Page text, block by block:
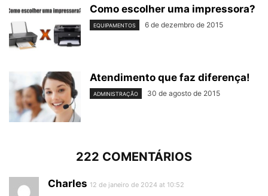
Como escolher uma impressora?
EQUIPAMENTOS 6 de dezembro de 2015
Atendimento que faz diferença!
ADMINISTRAÇÃO 30 de agosto de 2015
222 COMENTÁRIOS
Charles 12 de janeiro de 2024 at 10:52